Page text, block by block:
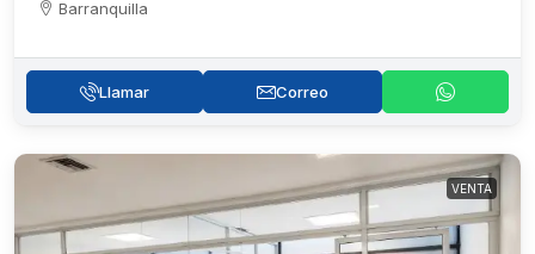
Barranquilla
Llamar Correo
VENTA